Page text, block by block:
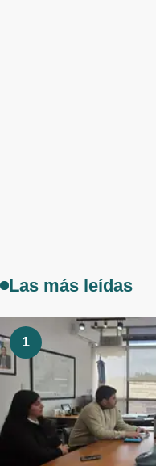
Las más leídas
1